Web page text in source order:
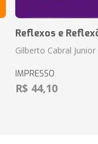
Reflexos e
Gilberto Cabral Junior
IMPRESSO
R$ 44,10